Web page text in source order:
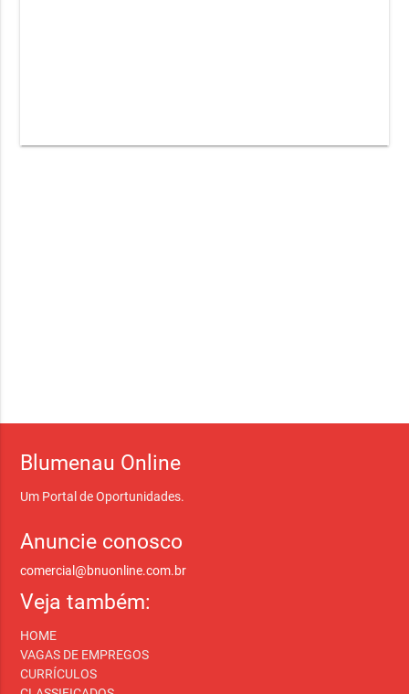
Blumenau Online
Um Portal de Oportunidades.
Anuncie conosco
comercial@bnuonline.com.br
Veja também:
HOME
VAGAS DE EMPREGOS
CURRÍCULOS